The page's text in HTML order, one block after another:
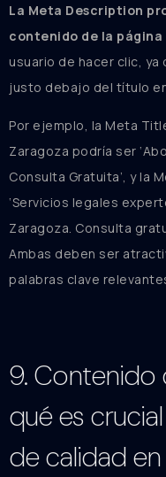
La Meta Description
contenido de la página
usuario de hacer clic,
justo debajo del título
Por ejemplo, la Meta
Zaragoza podría ser
Consulta Gratuita’, y la
‘Servicios legales
Zaragoza. Consulta
Ambas deben ser
palabras clave
9. Contenido
qué es
de calidad